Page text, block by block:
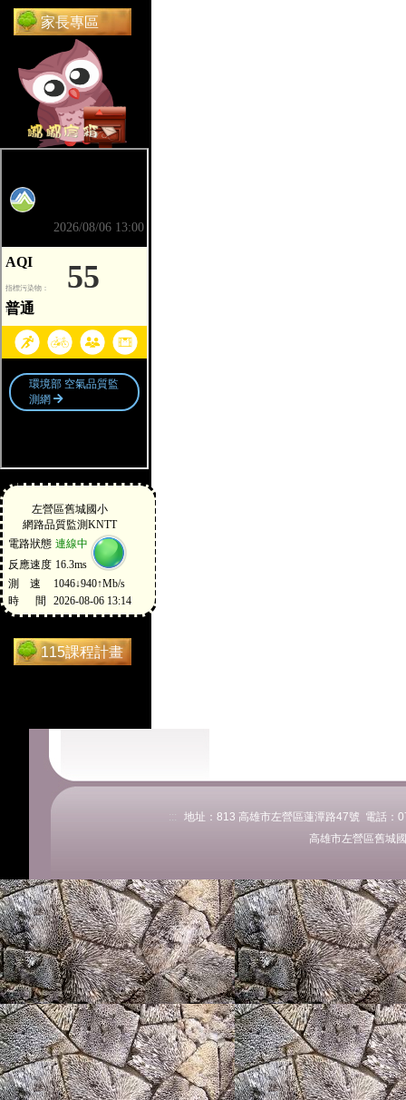
家長專區
115課程計畫
:::
地址：813 高雄市左營區蓮潭路47號 電話
高雄市左營區舊城